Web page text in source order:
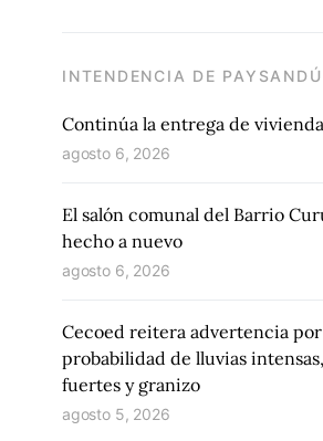
INTENDENCIA DE PAYSANDÚ
Continúa la entrega de
agosto 6, 2026
El salón comunal del Barrio
hecho a nuevo
agosto 6, 2026
Cecoed reitera advertencia por
probabilidad de lluvias
fuertes y granizo
agosto 5, 2026